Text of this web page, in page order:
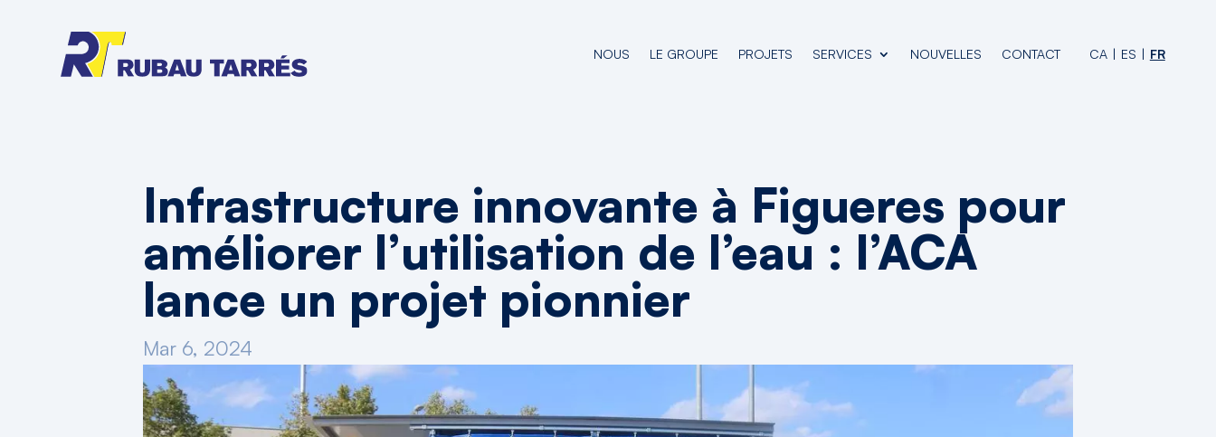
NOUS LE GROUPE PROJETS SERVICES NOUVELLES CONTACT CA ES FR
Infrastructure innovante à Figueres pour
améliorer l’utilisation de l’eau : l’ACA
lance un projet pionnier
Mar 6, 2024